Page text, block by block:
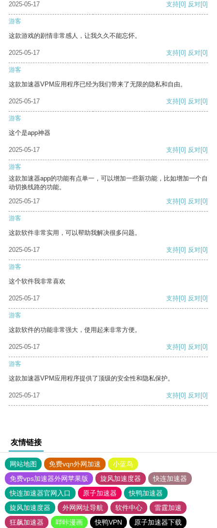
2025-05-17
支持[0] 反对[0]
游客
这款游戏的剧情非常感人，让我久久不能忘怀。
2025-05-17 支持[0] 反对[0]
游客
这款加速器VPM应用程序已经为我们带来了无限的隐私和自由。
2025-05-17 支持[0] 反对[0]
游客
这个是app神器
2025-05-17 支持[0] 反对[0]
游客
这款加速器app的功能有点单一，可以增加一些新功能，比如增加一个自
动切换线路的功能。
2025-05-17
支持[0] 反对[0]
游客
这款软件非常实用，可以帮助我解决很多问题。
2025-05-17 支持[0] 反对[0]
游客
这个软件我非常喜欢
2025-05-17 支持[0] 反对[0]
游客
这款软件的功能非常强大，使用起来非常方便。
2025-05-17 支持[0] 反对[0]
游客
这款加速器VPM应用程序提供了顶级的安全性和隐私保护。
2025-05-17 支持[0] 反对[0]
友情链接
网站地图 免费vqn外网加速
小蓝鸟
免费vps加速器外网苹果版
旋风加速度器
快连加速器
快连加速器官网入口
原子加速器
快鸭加速器
旋风加速度器
外网网址导航 软件中心
雷霆加速
狂飙加速器
哔咔漫画 快鸭VPN 原子加速器下载